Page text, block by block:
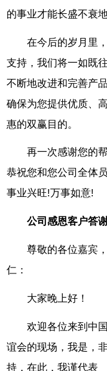
的事业才能长盛不衰
在今后的岁月里
支持，我们将一如既
不断地改进和完善产
确保为您提供优质、
惠的双赢目的。
再一次感谢您的
恭祝您和您公司全体
事业兴旺!万事如意!
公司感恩客户答
尊敬的各位嘉宾
仁：
大家晚上好！
欢迎各位来到中
谊会的现场，我是，
持，在此，我谨代表